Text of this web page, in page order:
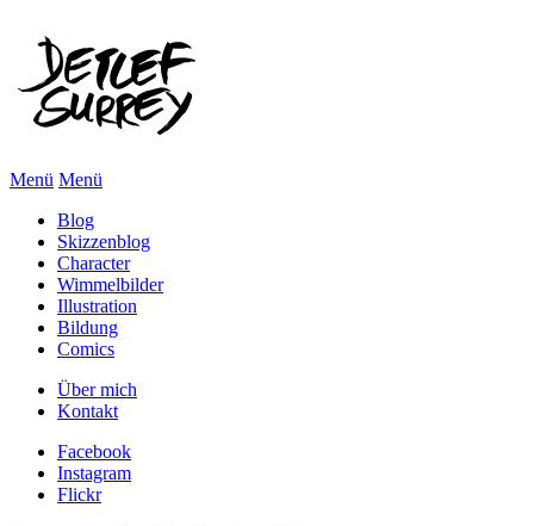
Menü Menü
Blog
Skizzenblog
Character
Wimmelbilder
Illustration
Bildung
Comics
Über mich
Kontakt
Facebook
Instagram
Flickr